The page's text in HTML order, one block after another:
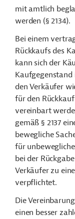
mit amtlich
werden (§ 2134).
Bei einem
Rückkaufs des
kann sich der
den Verkäufer
für den
vereinbart
gemäß § 2137
bewegliche
für
bei der
Verkäufer zu
verpflichtet.
Die
einen besser